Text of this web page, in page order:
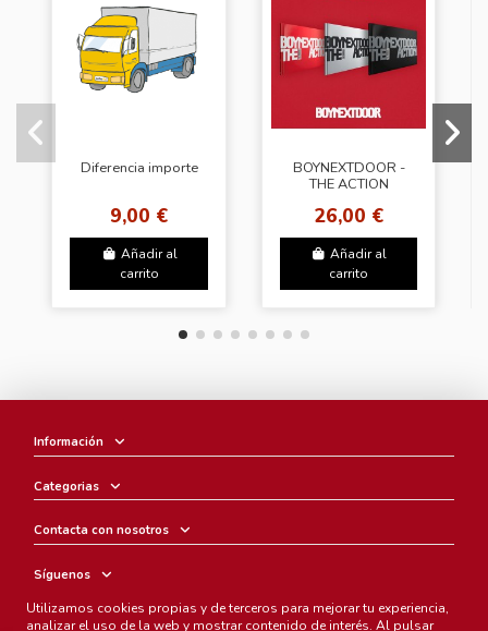
Diferencia importe
9,00 €
Añadir al
carrito
BOYNEXTDOOR -
THE ACTION
(3Types Random)
26,00 €
Añadir al
carrito
Información
Categorias
Contacta con nosotros
Síguenos
Boletín
Utilizamos cookies propias y de terceros para mejorar tu experiencia,
analizar el uso de la web y mostrar contenido de interés. Al pulsar